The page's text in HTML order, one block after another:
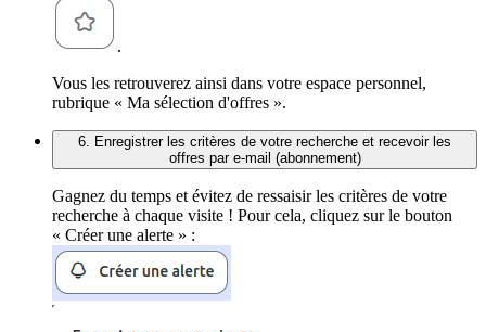
.
Vous les retrouverez ainsi dans votre espace personnel,
rubrique « Ma sélection d'offres ».
6. Enregistrer les critères de votre recherche et recevoir les
offres par e-mail (abonnement)
Gagnez du temps et évitez de ressaisir les critères de votre
recherche à chaque visite ! Pour cela, cliquez sur le bouton
« Créer une alerte » :